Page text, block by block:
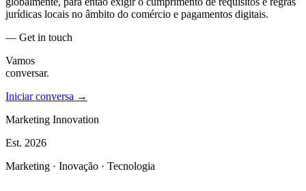
jurídicas locais no âmbito do comércio e pagamentos digitais.
— Get in touch
Vamos
conversar.
Iniciar conversa →
Marketing Innovation
Est. 2026
Marketing · Inovação · Tecnologia